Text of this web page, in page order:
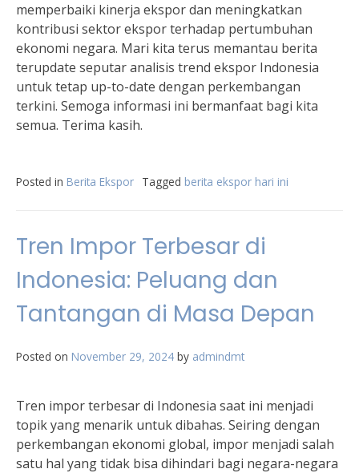
memperbaiki kinerja ekspor dan meningkatkan
kontribusi sektor ekspor terhadap pertumbuhan
ekonomi negara. Mari kita terus memantau berita
terupdate seputar analisis trend ekspor Indonesia
untuk tetap up-to-date dengan perkembangan
terkini. Semoga informasi ini bermanfaat bagi kita
semua. Terima kasih.
Posted in Berita Ekspor Tagged berita ekspor hari ini
Tren Impor Terbesar di
Indonesia: Peluang dan
Tantangan di Masa Depan
Posted on November 29, 2024 by admindmt
Tren impor terbesar di Indonesia saat ini menjadi
topik yang menarik untuk dibahas. Seiring dengan
perkembangan ekonomi global, impor menjadi salah
satu hal yang tidak bisa dihindari bagi negara-negara